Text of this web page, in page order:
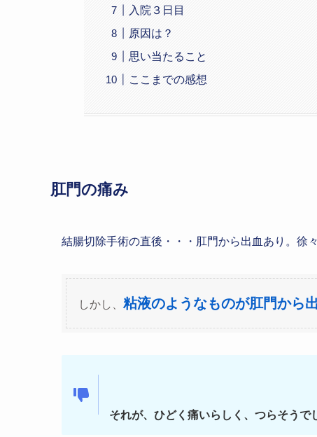
入院３日目
原因は？
思い当たること
ここまでの感想
肛門の痛み
結腸切除手術の直後・・・肛門から出血あり。徐
しかし、 粘液のようなものが肛門から
それが、ひどく痛いらしく、つらそうで